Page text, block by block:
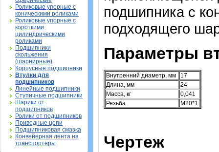
Роликовые упорные с
коническими роликами
Роликовые упорные с
короткими
цилиндрическими
роликами
Подшипники
скольжения
(шарнирные)
Корпусные подшипники
Втулки для
подшипников
Линейные подшипники
Ступичные подшипники
Шарики от
подшипников
Ролики от подшипников
Приводные цепи
Подшипниковая смазка
Конвейерная лента на
транспортеры
подшипника с
подходящего
Параметры
Внутренний диаметр, мм
17
Длина, мм
24
Масса, кг
0,041
Резьба
M20*1
Чертеж